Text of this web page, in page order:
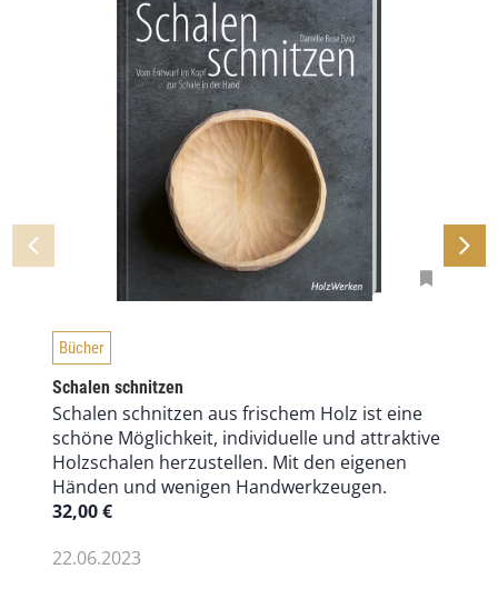
Bücher
Schalen schnitzen
Schalen schnitzen aus frischem Holz ist eine
schöne Möglichkeit, individuelle und attraktive
Holzschalen herzustellen. Mit den eigenen
Händen und wenigen Handwerkzeugen.
32,00€
22.06.2023